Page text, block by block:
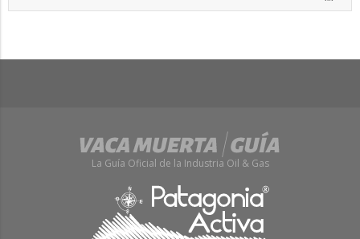
La Guía Oficial de la Industria Oil & Gas